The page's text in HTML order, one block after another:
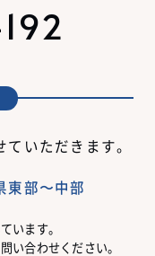
いただきます。
東部〜中部
います。
い合わせください。